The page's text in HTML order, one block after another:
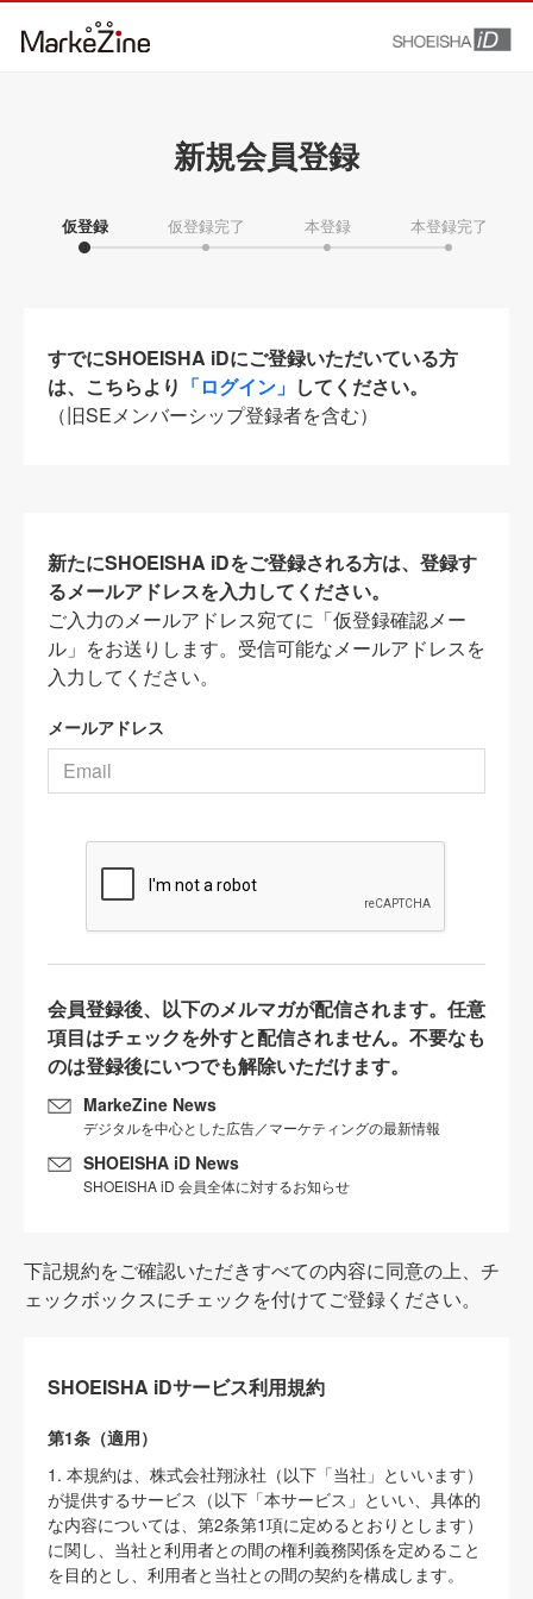
新規会員登録
仮登録 仮登録完了 本登録 本登録完了
すでにSHOEISHA iDにご登録いただいている方
は、こちらより 「ログイン」 してください。
（旧SEメンバーシップ登録者を含む）
新たにSHOEISHA iDをご登録される方は、登録す
るメールアドレスを入力してください。
ご入力のメールアドレス宛てに「仮登録確認メー
ル」をお送りします。受信可能なメールアドレスを
入力してください。
メールアドレス
会員登録後、以下のメルマガが配信されます。任意
項目はチェックを外すと配信されません。不要なも
のは登録後にいつでも解除いただけます。
MarkeZine News
デジタルを中心とした広告／マーケティングの最新情報
SHOEISHA iD News
SHOEISHA iD 会員全体に対するお知らせ
下記規約をご確認いただきすべての内容に同意の上、チ
ェックボックスにチェックを付けてご登録ください。
SHOEISHA iDサービス利用規約
第1条（適用）
1. 本規約は、株式会社翔泳社（以下「当社」といいます）
が提供するサービス（以下「本サービス」といい、具体的
な内容については、第2条第1項に定めるとおりとします）
に関し、当社と利用者との間の権利義務関係を定めること
を目的とし、利用者と当社との間の契約を構成します。